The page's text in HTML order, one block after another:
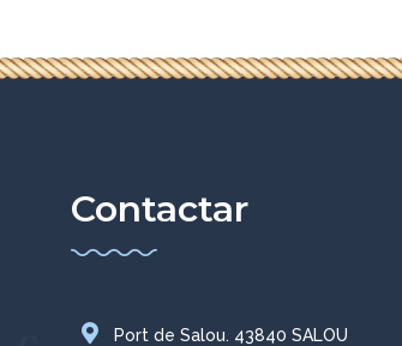
Contactar
Port de Salou. 43840 SALOU